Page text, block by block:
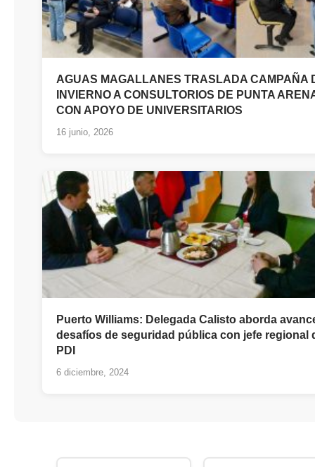
AGUAS MAGALLANES TRASLADA CAMPAÑA
INVIERNO A CONSULTORIOS DE PUNTA
CON APOYO DE UNIVERSITARIOS
16 junio, 2026
Puerto Williams: Delegada Calisto aborda
desafíos de seguridad pública con jefe regional
PDI
6 diciembre, 2024